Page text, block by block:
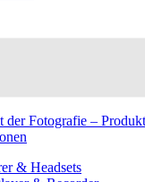
der Fotografie –
& Headsets